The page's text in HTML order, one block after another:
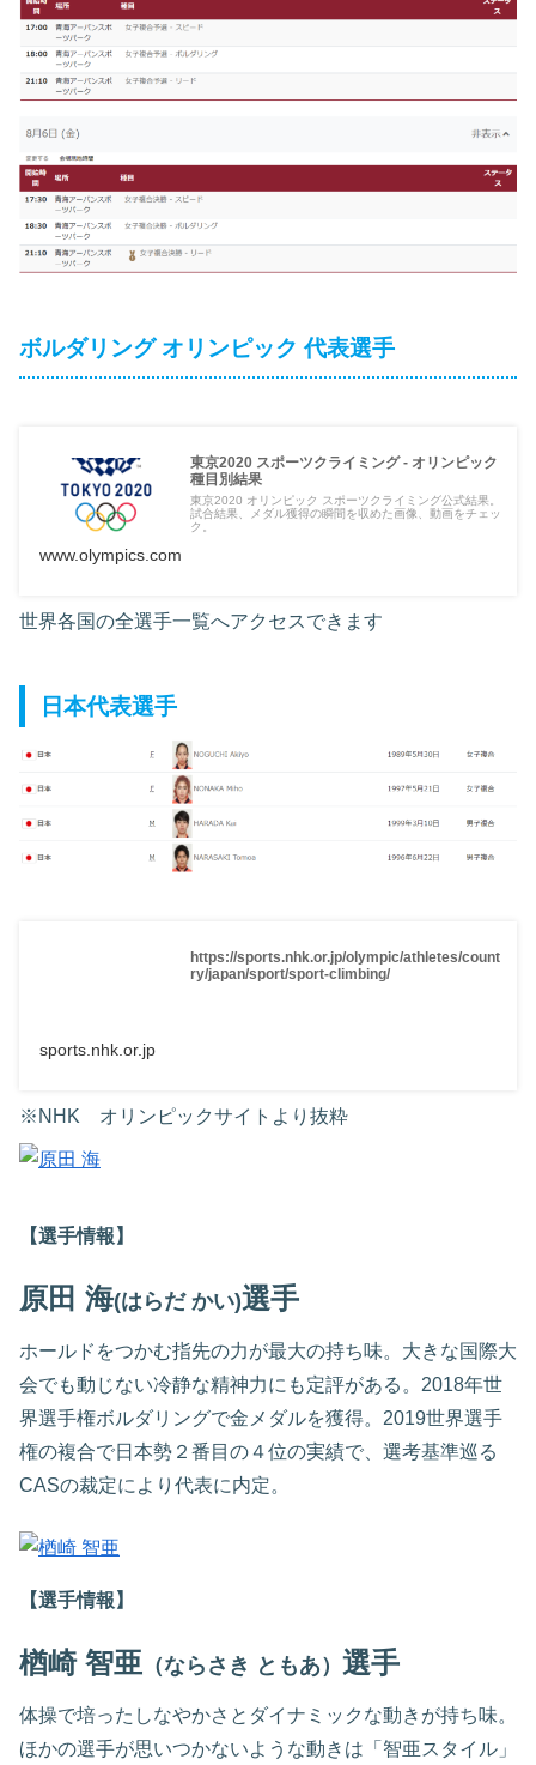
ボルダリング オリンピック 代表選手
東京2020 スポーツクライミング - オリンピック
種目別結果
東京2020 オリンピック スポーツクライミング公式結果。
試合結果、メダル獲得の瞬間を収めた画像、動画をチェッ
ク。
www.olympics.com
世界各国の全選手一覧へアクセスできます
日本代表選手
https://sports.nhk.or.jp/olympic/athletes/count
ry/japan/sport/sport-climbing/
sports.nhk.or.jp
※NHK オリンピックサイトより抜粋
【選手情報】
原田 海(はらだ かい)選手
ホールドをつかむ指先の力が最大の持ち味。大きな国際大
会でも動じない冷静な精神力にも定評がある。2018年世
界選手権ボルダリングで金メダルを獲得。2019世界選手
権の複合で日本勢２番目の４位の実績で、選考基準巡る
CASの裁定により代表に内定。
【選手情報】
楢崎 智亜 （ならさき ともあ） 選手
体操で培ったしなやかさとダイナミックな動きが持ち味。
ほかの選手が思いつかないような動きは「智亜スタイル」